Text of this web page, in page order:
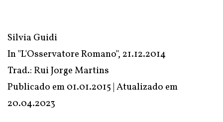
Silvia Guidi
In "L'Osservatore Romano", 21.12.2014
Trad.: Rui Jorge Martins
Publicado em 01.01.2015 | Atualizado em
20.04.2023